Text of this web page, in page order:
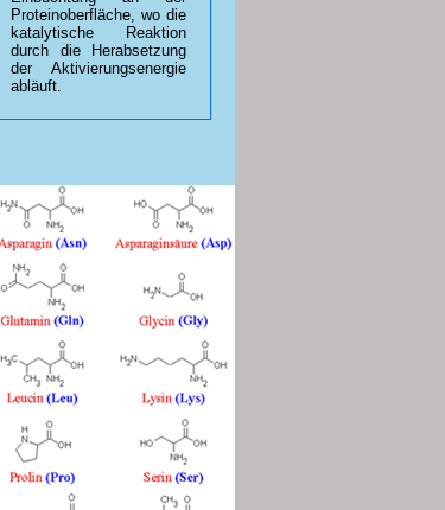
Proteinoberfläche, wo die
katalytische Reaktion
durch die Herabsetzung
der Aktivierungsenergie
abläuft.